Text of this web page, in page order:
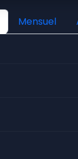
Mensuel